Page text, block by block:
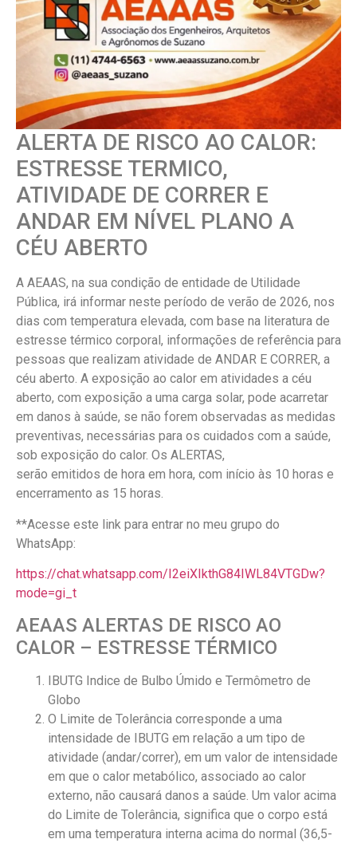
ALERTA DE RISCO AO CALOR:
ESTRESSE TERMICO,
ATIVIDADE DE CORRER E
ANDAR EM NÍVEL PLANO A
CÉU ABERTO
A AEAAS, na sua condição de entidade de Utilidade
Pública, irá informar neste período de verão de 2026, nos
dias com temperatura elevada, com base na literatura de
estresse térmico corporal, informações de referência para
pessoas que realizam atividade de ANDAR E CORRER, a
céu aberto. A exposição ao calor em atividades a céu
aberto, com exposição a uma carga solar, pode acarretar
em danos à saúde, se não forem observadas as medidas
preventivas, necessárias para os cuidados com a saúde,
sob exposição do calor. Os ALERTAS,
serão emitidos de hora em hora, com início às 10 horas e
encerramento as 15 horas.
**Acesse este link para entrar no meu grupo do
WhatsApp:
https://chat.whatsapp.com/I2eiXIkthG84IWL84VTGDw?
mode=gi_t
AEAAS ALERTAS DE RISCO AO
CALOR – ESTRESSE TÉRMICO
IBUTG Indice de Bulbo Úmido e Termômetro de
Globo
O Limite de Tolerância corresponde a uma
intensidade de IBUTG em relação a um tipo de
atividade (andar/correr), em um valor de intensidade
em que o calor metabólico, associado ao calor
externo, não causará danos a saúde. Um valor acima
do Limite de Tolerância, significa que o corpo está
em uma temperatura interna acima do normal (36,5-